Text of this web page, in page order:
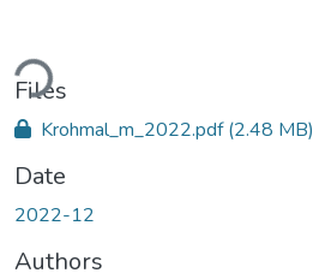
Files
Krohmal_m_2022.pdf(2.48 MB)
Date
2022-12
Authors